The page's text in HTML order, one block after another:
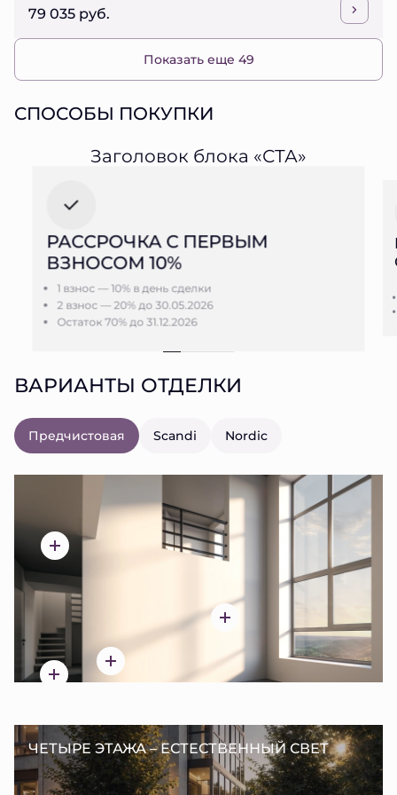
79 035 руб.
Показать еще 49
СПОСОБЫ ПОКУПКИ
Заголовок блока «СТА»
РАССРОЧКА С ПЕРВЫМ
ВЗНОСОМ 10%
1 взнос — 10% в день сделки
2 взнос — 20% до 30.05.2026
Остаток 70% до 31.12.2026
ВАРИАНТЫ ОТДЕЛКИ
Предчистовая Scandi Nordic
ЧЕТЫРЕ ЭТАЖА – ЕСТЕСТВЕННЫЙ СВЕТ